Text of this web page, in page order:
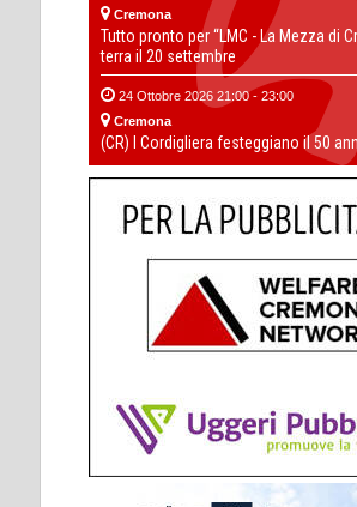
Cremona
Tutto pronto per “LMC - La Mezza di
terra il 20 settembre
24 Ottobre 2026 21:00 - 23:00
Cremona
(CR) I Cordigliera festeggiano il 50